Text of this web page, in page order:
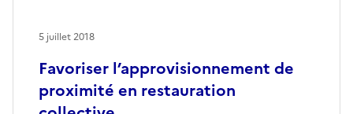
Favoriser l’approvisionnement de
proximité en restauration
5 juillet 2018